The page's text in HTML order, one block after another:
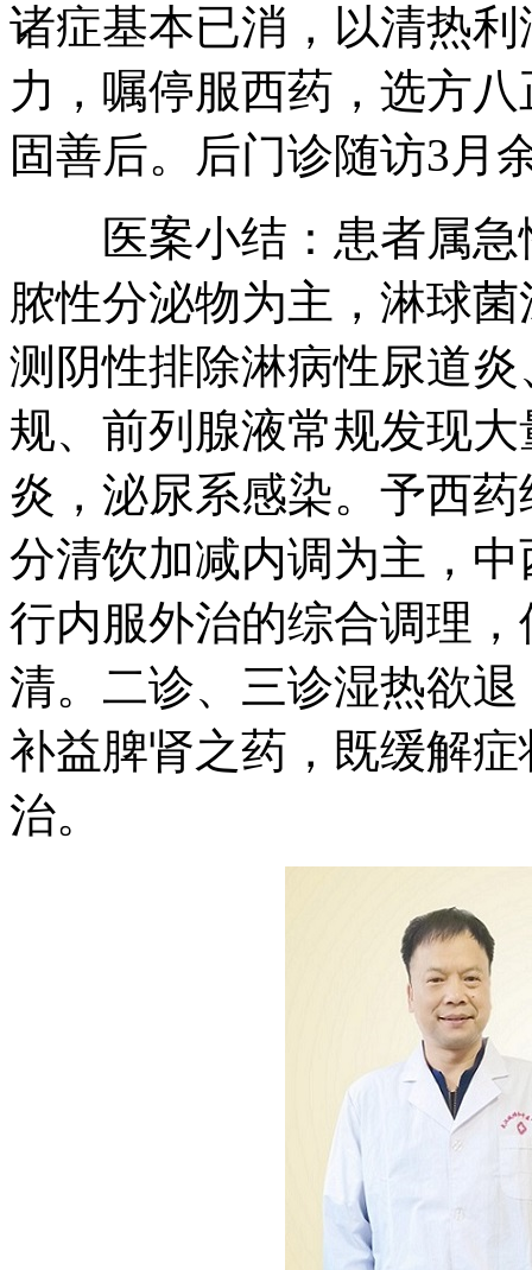
诸症基本已消，以清热
力，嘱停服西药，选方
固善后。后门诊随访3月
医案小结：患者属急
脓性分泌物为主，淋球
测阴性排除淋病性尿道
规、前列腺液常规发现
炎，泌尿系感染。予西
分清饮加减内调为主，
行内服外治的综合调理
清。二诊、三诊湿热欲
补益脾肾之药，既缓解
治。